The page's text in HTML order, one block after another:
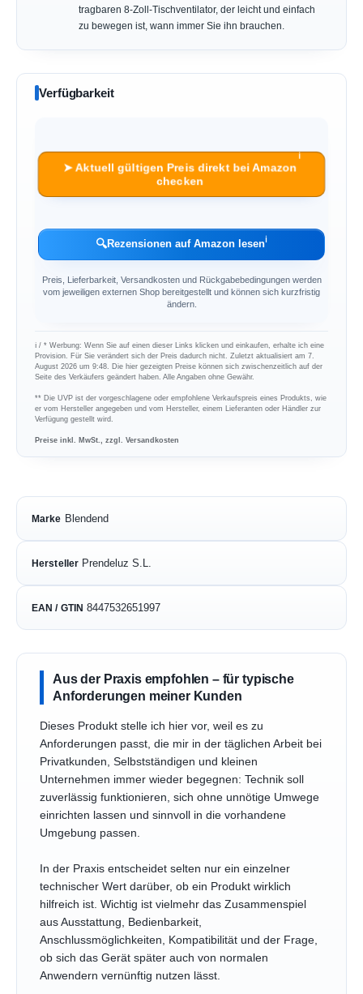
tragbaren 8-Zoll-Tischventilator, der leicht und einfach
zu bewegen ist, wann immer Sie ihn brauchen.
Verfügbarkeit
➤ Aktuell gültigen Preis direkt bei Amazon
checken
ℹ︎
🔍Rezensionen auf Amazon lesenℹ︎
Preis, Lieferbarkeit, Versandkosten und Rückgabebedingungen werden
vom jeweiligen externen Shop bereitgestellt und können sich kurzfristig
ändern.
ℹ︎ / * Werbung: Wenn Sie auf einen dieser Links klicken und einkaufen, erhalte ich eine
Provision. Für Sie verändert sich der Preis dadurch nicht. Zuletzt aktualisiert am 7.
August 2026 um 9:48. Die hier gezeigten Preise können sich zwischenzeitlich auf der
Seite des Verkäufers geändert haben. Alle Angaben ohne Gewähr.
** Die UVP ist der vorgeschlagene oder empfohlene Verkaufspreis eines Produkts, wie
er vom Hersteller angegeben und vom Hersteller, einem Lieferanten oder Händler zur
Verfügung gestellt wird.
Preise inkl. MwSt., zzgl. Versandkosten
Marke Blendend
Hersteller Prendeluz S.L.
EAN / GTIN 8447532651997
Aus der Praxis empfohlen – für typische
Anforderungen meiner Kunden
Dieses Produkt stelle ich hier vor, weil es zu
Anforderungen passt, die mir in der täglichen Arbeit bei
Privatkunden, Selbstständigen und kleinen
Unternehmen immer wieder begegnen: Technik soll
zuverlässig funktionieren, sich ohne unnötige Umwege
einrichten lassen und sinnvoll in die vorhandene
Umgebung passen.
In der Praxis entscheidet selten nur ein einzelner
technischer Wert darüber, ob ein Produkt wirklich
hilfreich ist. Wichtig ist vielmehr das Zusammenspiel
aus Ausstattung, Bedienbarkeit,
Anschlussmöglichkeiten, Kompatibilität und der Frage,
ob sich das Gerät später auch von normalen
Anwendern vernünftig nutzen lässt.